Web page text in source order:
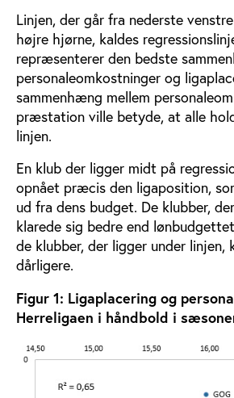
Linjen, der går fra nederste
højre hjørne, kaldes
repræsenterer den bedste
personaleomkostninger og
sammenhæng mellem
præstation ville betyde, at alle
linjen.
En klub der ligger midt på
opnået præcis den ligaposition,
ud fra dens budget. De klubber,
klarede sig bedre end
de klubber, der ligger under linjen,
dårligere.
Figur 1: Ligaplacering og
Herreligaen i håndbold i